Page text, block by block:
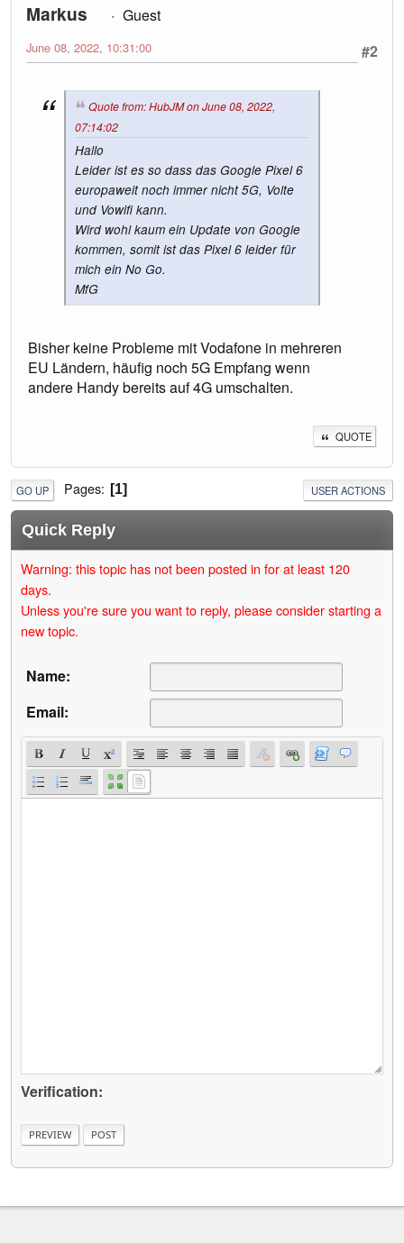
Markus
Guest
#2
June 08, 2022, 10:31:00
Quote from: HubJM on June 08, 2022,
07:14:02
Hallo
Leider ist es so dass das Google Pixel 6
europaweit noch immer nicht 5G, Volte
und Vowifi kann.
Wird wohl kaum ein Update von Google
kommen, somit ist das Pixel 6 leider für
mich ein No Go.
MfG
Bisher keine Probleme mit Vodafone in mehreren
EU Ländern, häufig noch 5G Empfang wenn
andere Handy bereits auf 4G umschalten.
QUOTE
GO UP Pages 1 USER ACTIONS
Quick Reply
Warning: this topic has not been posted in for at least 120
days.
Unless you're sure you want to reply, please consider starting a
new topic.
Name:
Email:
Verification: